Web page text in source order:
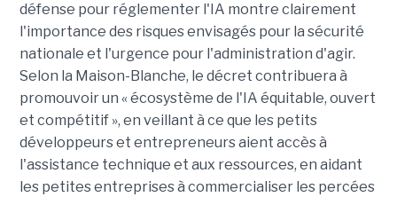
défense pour réglementer l'IA montre clairement
l'importance des risques envisagés pour la sécurité
nationale et l'urgence pour l'administration d'agir.
Selon la Maison-Blanche, le décret contribuera à
promouvoir un « écosystème de l'IA équitable, ouvert
et compétitif », en veillant à ce que les petits
développeurs et entrepreneurs aient accès à
l'assistance technique et aux ressources, en aidant
les petites entreprises à commercialiser les percées